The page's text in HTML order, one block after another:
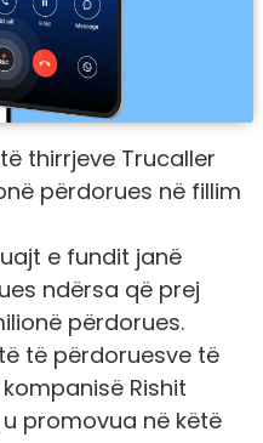
thirrjeve Trucaller
përdorues në fillim
e fundit janë
ndërsa që prej
përdorues.
të përdoruesve të
Rishit
promovua në këtë